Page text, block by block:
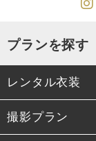
プランを探す
レンタル衣装
成人式振
撮影プラン